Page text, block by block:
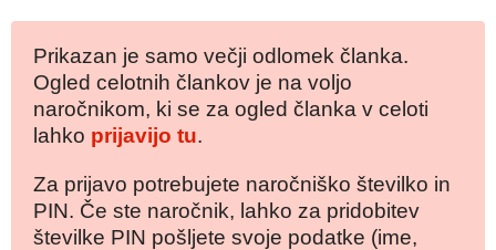
Prikazan je samo večji odlomek članka.
Ogled celotnih člankov je na voljo
naročnikom, ki se za ogled članka v celoti
lahko prijavijo tu.
Za prijavo potrebujete naročniško številko in
PIN. Če ste naročnik, lahko za pridobitev
številke PIN pošljete svoje podatke (ime,